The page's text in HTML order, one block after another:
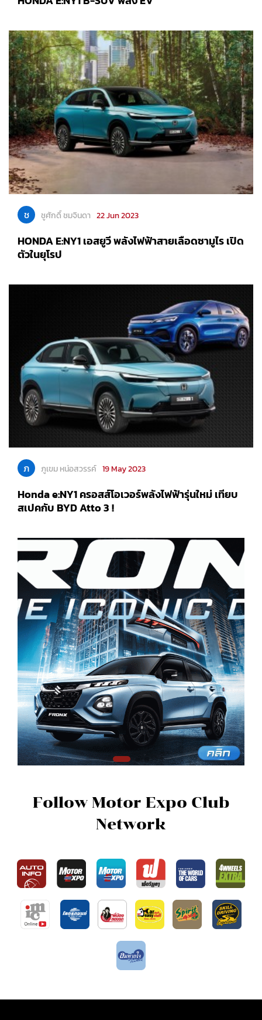
ช ชูศักดิ์ ชมจินดา 22 Jun 2023
HONDA E:NY1 เอสยูวี พลังไฟฟ้าสายเลือดซามูไร เปิด
ตัวในยุโรป
ภ ภูเขม หน่อสวรรค์ 19 May 2023
Honda e:NY1 ครอสส์โอเวอร์พลังไฟฟ้ารุ่นใหม่ เทียบ
สเปคกับ BYD Atto 3 !
Follow Motor Expo Club
Network